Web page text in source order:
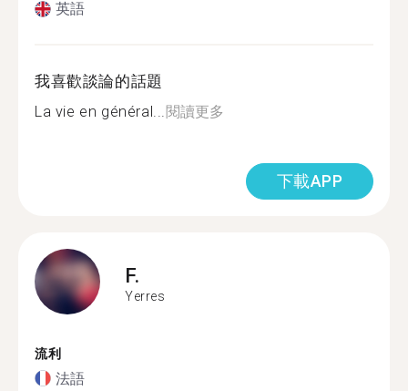
英語
我喜歡談論的話題
La vie en général...閱讀更多
下載APP
F.
Yerres
流利
法語